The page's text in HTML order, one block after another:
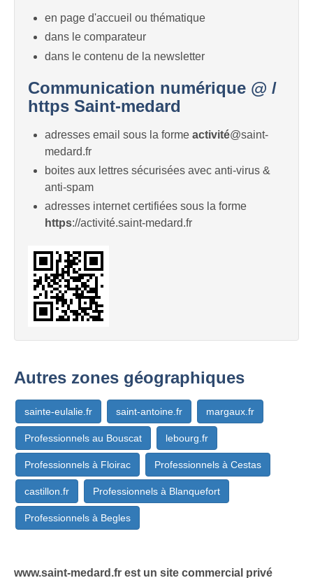
en page d'accueil ou thématique
dans le comparateur
dans le contenu de la newsletter
Communication numérique @ /
https Saint-medard
adresses email sous la forme activité@saint-
medard.fr
boites aux lettres sécurisées avec anti-virus &
anti-spam
adresses internet certifiées sous la forme
https://activité.saint-medard.fr
Autres zones géographiques
sainte-eulalie.fr saint-antoine.fr margaux.fr
Professionnels au Bouscat lebourg.fr
Professionnels à Floirac Professionnels à Cestas
castillon.fr Professionnels à Blanquefort
Professionnels à Begles
www.saint-medard.fr est un site commercial privé